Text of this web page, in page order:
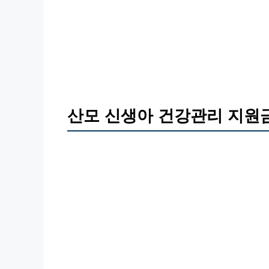
산모 신생아 건강관리 지원